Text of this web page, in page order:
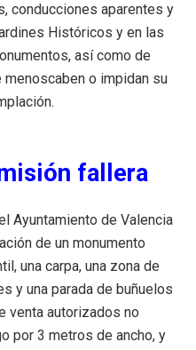
conducciones aparentes y
Históricos y en las
así como de
o impidan su
fallera
Ayuntamiento de Valencia
de un monumento
una carpa, una zona de
y una parada de buñuelos
venta autorizados no
por 3 metros de ancho, y